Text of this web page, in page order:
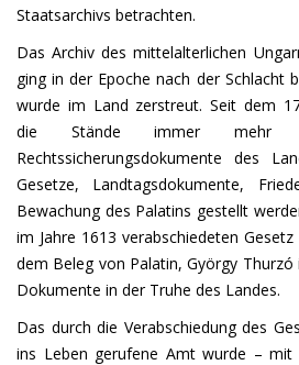
Staatsarchivs betrachten.
Das Archiv des mittelalterlichen
ging in der Epoche nach der Schlacht
wurde im Land zerstreut. Seit dem
die Stände immer mehr
Rechtssicherungsdokumente des
Gesetze, Landtagsdokumente,
Bewachung des Palatins gestellt
im Jahre 1613 verabschiedeten
dem Beleg von Palatin, György
Dokumente in der Truhe des Landes.
Das durch die Verabschiedung des
ins Leben gerufene Amt wurde – mit